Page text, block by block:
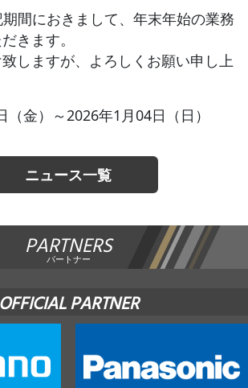
エントリー
期間におきまして、年末年始の業務
きます。
しますが、よろしくお願い申し上
（金）～2026年1月04日（日）
ニュース一覧
PARTNERS
パートナー
OFFICIAL PARTNER